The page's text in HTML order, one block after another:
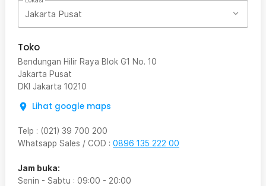
Jakarta Pusat
Toko
Bendungan Hilir Raya Blok G1 No. 10
Jakarta Pusat
DKI Jakarta 10210
Lihat google maps
Telp : (021) 39 700 200
Whatsapp Sales / COD : 0896 135 222 00
Jam buka:
Senin - Sabtu : 09:00 - 20:00